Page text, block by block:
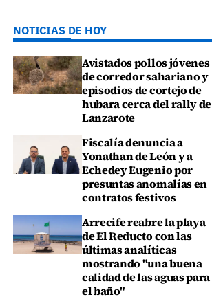
NOTICIAS DE HOY
Avistados pollos jóvenes
de corredor sahariano y
episodios de cortejo de
hubara cerca del rally de
Lanzarote
Fiscalía denuncia a
Yonathan de León y a
Echedey Eugenio por
presuntas anomalías en
contratos festivos
Arrecife reabre la playa
de El Reducto con las
últimas analíticas
mostrando "una buena
calidad de las aguas para
el baño"